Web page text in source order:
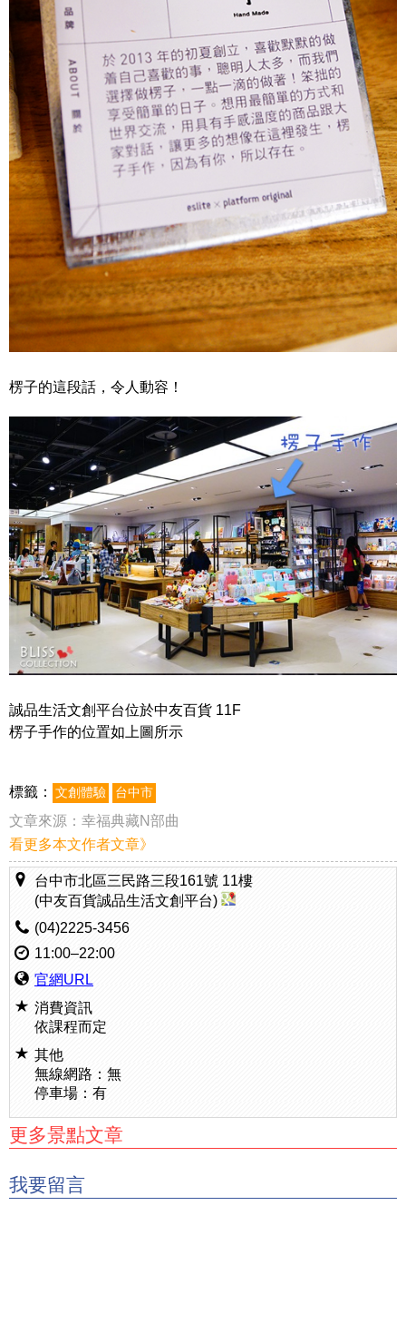
楞子的這段話，令人動容！
誠品生活文創平台位於中友百貨 11F
楞子手作的位置如上圖所示
標籤： 文創體驗 台中市
文章來源： 幸福典藏N部曲
看更多本文作者文章》
台中市北區三民路三段161號 11樓
(中友百貨誠品生活文創平台)
(04)2225-3456
11:00–22:00
官網URL
消費資訊
依課程而定
其他
無線網路：無
停車場：有
更多景點文章
我要留言